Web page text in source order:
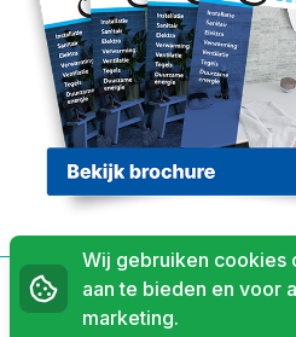
Wij gebruiken cookies
aan te bieden en voor
marketing.